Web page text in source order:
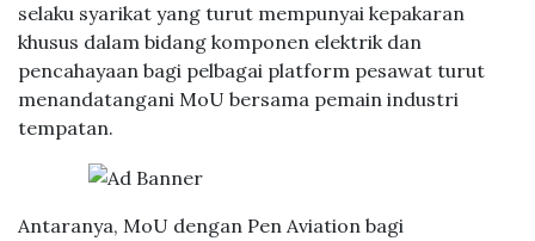
selaku syarikat yang turut mempunyai kepakaran
khusus dalam bidang komponen elektrik dan
pencahayaan bagi pelbagai platform pesawat turut
menandatangani MoU bersama pemain industri
tempatan.
Antaranya, MoU dengan Pen Aviation bagi